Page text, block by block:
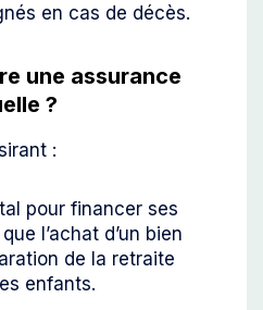
en cas de décès.
une assurance
?
:
pour financer ses
l’achat d’un bien
de la retraite
enfants.